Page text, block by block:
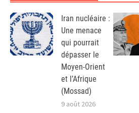
Iran nucléaire :
Une menace
qui pourrait
dépasser le
Moyen-Orient
et l’Afrique
(Mossad)
9 août 2026